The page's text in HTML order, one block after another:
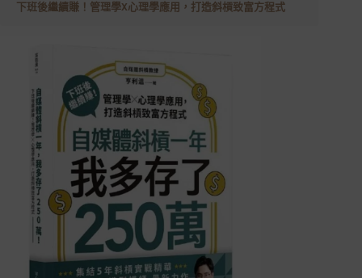
下班後繼續賺！管理學X心理學應用，打造斜槓致富方程式